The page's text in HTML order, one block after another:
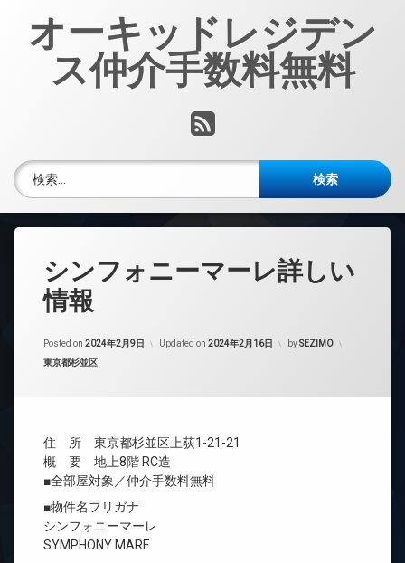
オーキッドレジデン
ス仲介手数料無料
RSS
検索:
シンフォニーマーレ詳しい
情報
Posted on 2024年2月9日 Updated on 2024年2月16日 bySEZIMO
カテゴリー:
東京都杉並区
住 所 東京都杉並区上荻1-21-21
概 要 地上8階 RC造
■全部屋対象／仲介手数料無料
■物件名フリガナ
シンフォニーマーレ
SYMPHONY MARE